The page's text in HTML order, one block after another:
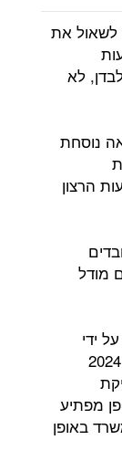
לשאול את
לא
נוסחת
הרצון
כי כ-93% מהעובדים
מודל
ידי
חברת המחקרים האמריקאית גאלופ בשנים 2024
מפתיע
באופן